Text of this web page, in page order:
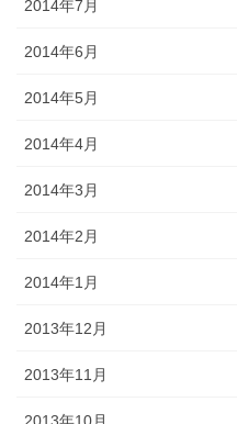
2014年7月
2014年6月
2014年5月
2014年4月
2014年3月
2014年2月
2014年1月
2013年12月
2013年11月
2013年10月